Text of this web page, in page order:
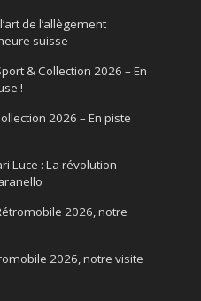
de l’allègement
suisse
& Collection 2026 – En
!
2026 – En piste
Luce : La révolution
2026, notre
2026, notre visite